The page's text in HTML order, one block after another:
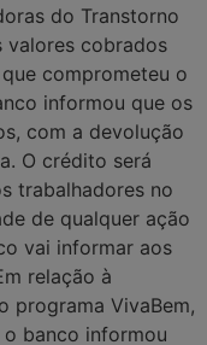
do Transtorno
valores cobrados
comprometeu o
informou que os
com a devolução
O crédito será
trabalhadores no
de qualquer ação
vai informar aos
relação à
programa VivaBem,
banco informou